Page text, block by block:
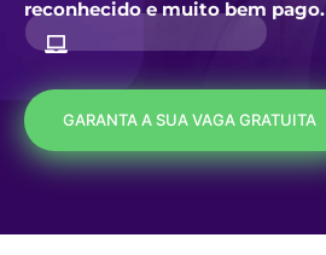
reconhecido e muito bem pago.
GARANTA A SUA VAGA GRATUITA